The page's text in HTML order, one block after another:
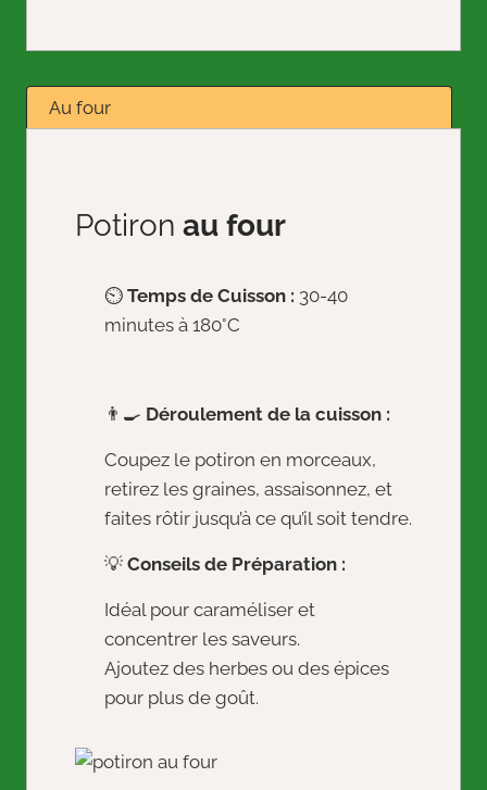
Au four
Potiron au four
⏲️ Temps de Cuisson : 30-40
minutes à 180°C
👨‍🍳 Déroulement de la cuisson :
Coupez le potiron en morceaux,
retirez les graines, assaisonnez, et
faites rôtir jusqu’à ce qu’il soit tendre.
💡 Conseils de Préparation :
Idéal pour caraméliser et
concentrer les saveurs.
Ajoutez des herbes ou des épices
pour plus de goût.